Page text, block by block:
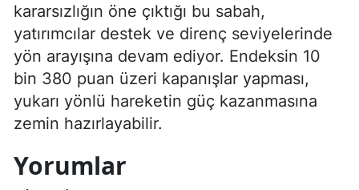
kararsızlığın öne çıktığı bu sabah,
yatırımcılar destek ve direnç seviyelerinde
yön arayışına devam ediyor. Endeksin 10
bin 380 puan üzeri kapanışlar yapması,
yukarı yönlü hareketin güç kazanmasına
zemin hazırlayabilir.
Yorumlar